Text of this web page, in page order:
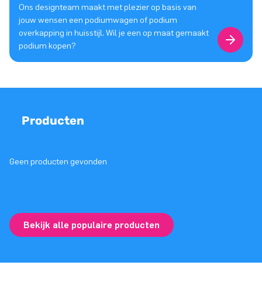
Ons designteam maakt met plezier op basis van
jouw wensen een podiumwagen of podium
overkapping in huisstijl. Wil je een op maat gemaakt
podium kopen?
Producten
Geen producten gevonden
Bekijk alle populaire producten